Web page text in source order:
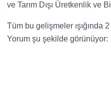
ve Tarım Dışı Üretkenlik ve
Tüm bu gelişmeler ışığında
Yorum şu şekilde görünüyor: